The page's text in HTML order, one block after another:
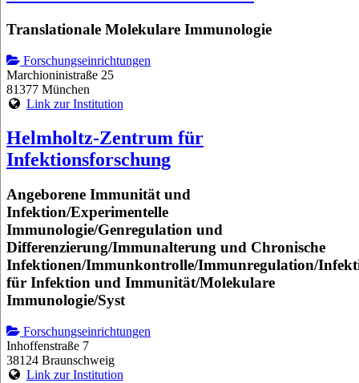
Translationale Molekulare Immunologie
Forschungseinrichtungen
Marchioninistraße 25
81377 München
Link zur Institution
Helmholtz-Zentrum für
Infektionsforschung
Angeborene Immunität und
Infektion/Experimentelle
Immunologie/Genregulation und
Differenzierung/Immunalterung und Chronische
Infektionen/Immunkontrolle/Immunregulation/
für Infektion und Immunität/Molekulare
Immunologie/Syst
Forschungseinrichtungen
Inhoffenstraße 7
38124 Braunschweig
Link zur Institution